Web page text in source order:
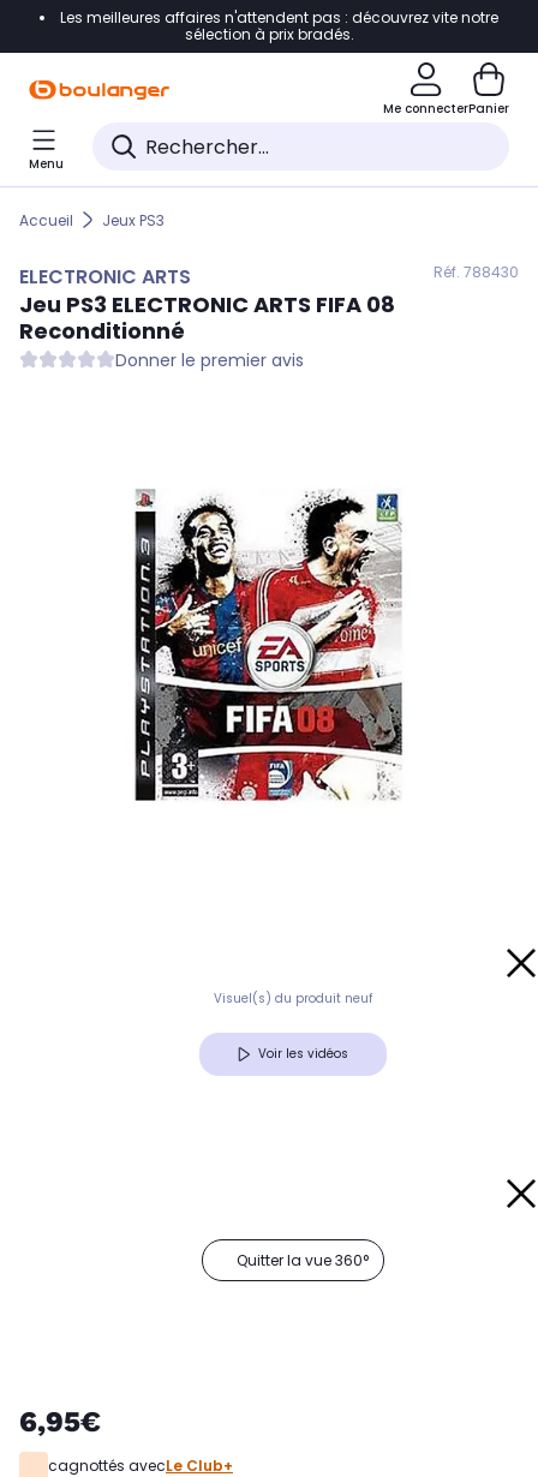
Accéder directement à la navigation
Accéder directement au pied de page
Accéder directement au chatbot
Les meilleures affaires n'attendent pas : découvrez vite notre
sélection à prix bradés.
Me connecterPanier
Menu
Accueil Jeux PS3
ELECTRONIC ARTS Réf. 788430
Jeu PS3 ELECTRONIC ARTS FIFA 08
Reconditionné
Donner le premier avis
Visuel(s) du produit neuf
Voir les vidéos
Quitter la vue 360°
6,95€
cagnottés avecLe Club+